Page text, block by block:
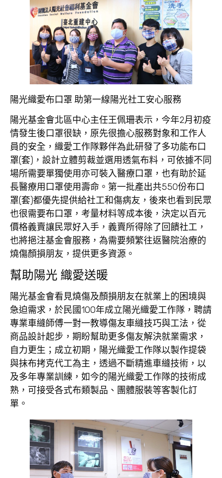
陽光織愛布口罩 助第一線陽光社工安心服務
陽光基金會北區中心主任王佩珊表示，今年2月初疫
情發生後口罩很缺，原先很擔心服務對象和工作人
員的安全，織愛工作隊夥伴為此研發了多功能布口
罩(套)，設計立體剪裁並選用透氣布料，可依據不同
場所需要單獨使用亦可裝入醫療口罩，也有助於延
長醫療用口罩使用壽命。第一批產出共550份布口
罩(套)都優先提供給社工和傷病友，後來也看到民眾
也很需要布口罩，考量材料等成本後，決定以百元
價格義賣讓民眾好入手，義賣所得除了回饋社工，
也將挹注基金會服務，為需要頻繁往返醫院治療的
燒傷顏損朋友，提供更多資源。
幫助陽光 織愛送暖
陽光基金會看見燒傷及顏損朋友在就業上的困境與
急迫需求，於民國100年成立陽光織愛工作隊，聘請
專業車縫師傅一對一教導傷友車縫技巧與工法，從
商品設計起步，期盼幫助更多傷友解決就業需求，
自力更生；成立初期，陽光織愛工作隊以製作提袋
與抹布拷克代工為主，透過不斷精進車縫技術，以
及多年專業訓練，如今的陽光織愛工作隊的技術成
熟，可接受各式布類製品、團體服裝等客製化訂
單。